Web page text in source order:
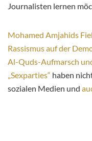
Journalisten lernen
Mohamed Amjahids
Rassismus auf der
Al-Quds-Aufmarsch
„Sexparties“ haben
sozialen Medien und